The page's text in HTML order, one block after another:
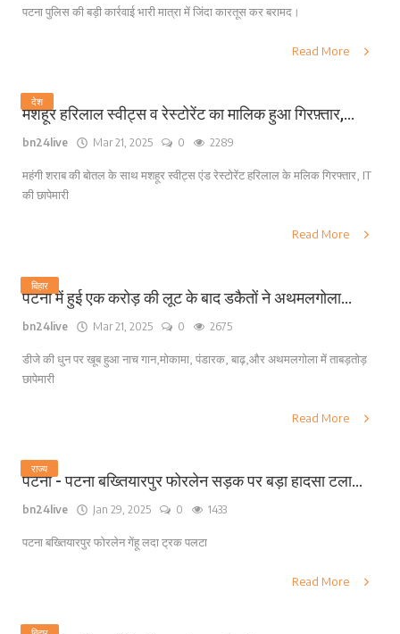
पटना पुलिस की बड़ी कार्रवाई भारी मात्रा में जिंदा कारतूस कर बरामद।
Read More
देश
मशहूर हरिलाल स्वीट्स व रेस्टोरेंट का मालिक हुआ गिरफ़्तार,...
bn24live Mar 21, 2025 0 2289
महंगी शराब की बोतल के साथ मशहूर स्वीट्स एंड रेस्टोरेंट हरिलाल के मलिक गिरफ्तार, IT
की छापेमारी
Read More
बिहार
पटना में हुई एक करोड़ की लूट के बाद डकैतों ने अथमलगोला...
bn24live Mar 21, 2025 0 2675
डीजे की धुन पर खूब हुआ नाच गान,मोकामा, पंडारक, बाढ़,और अथमलगोला में ताबड़तोड़
छापेमारी
Read More
राज्य
पटना - पटना बख्तियारपुर फोरलेन सड़क पर बड़ा हादसा टला...
bn24live Jan 29, 2025 0 1433
पटना बख्तियारपुर फोरलेन गेंहू लदा ट्रक पलटा
Read More